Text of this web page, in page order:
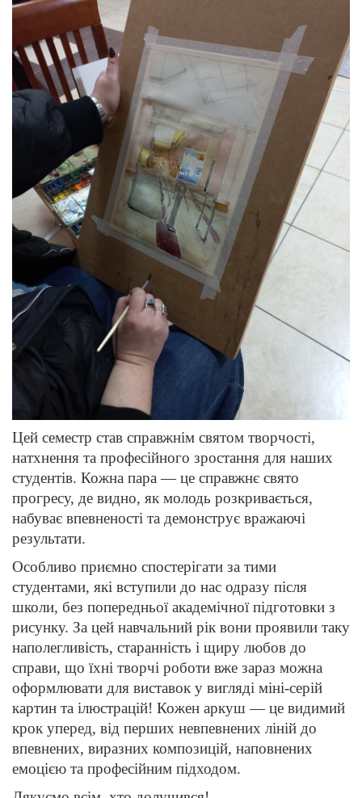
Цей семестр став справжнім святом творчості,
натхнення та професійного зростання для наших
студентів. Кожна пара — це справжнє свято
прогресу, де видно, як молодь розкривається,
набуває впевненості та демонструє вражаючі
результати.
Особливо приємно спостерігати за тими
студентами, які вступили до нас одразу після
школи, без попередньої академічної підготовки з
рисунку. За цей навчальний рік вони проявили таку
наполегливість, старанність і щиру любов до
справи, що їхні творчі роботи вже зараз можна
оформлювати для виставок у вигляді міні-серій
картин та ілюстрацій! Кожен аркуш — це видимий
крок уперед, від перших невпевнених ліній до
впевнених, виразних композицій, наповнених
емоцією та професійним підходом.